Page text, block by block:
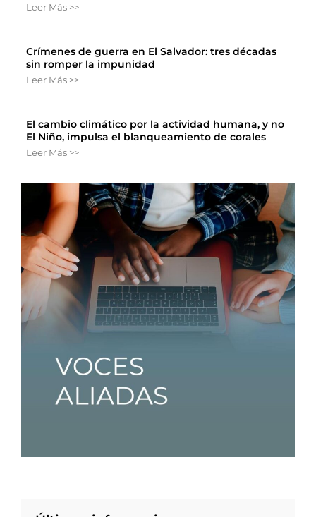
Leer Más >>
Crímenes de guerra en El Salvador: tres décadas
sin romper la impunidad
Leer Más >>
El cambio climático por la actividad humana, y no
El Niño, impulsa el blanqueamiento de corales
Leer Más >>